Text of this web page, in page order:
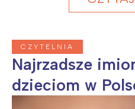
CZYTELNIA
Najrzadsze
dzieciom w